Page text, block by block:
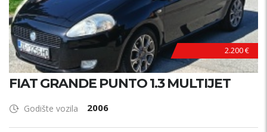
2.200 €
FIAT GRANDE PUNTO 1.3 MULTIJET
Godište vozila 2006